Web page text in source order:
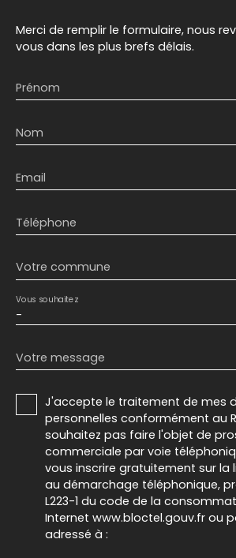
Merci de remplir le formulaire, nous
vous dans les plus brefs délais.
Prénom
Nom
Email
Téléphone
Votre commune
-
Vous souhaitez
Votre message
J'accepte le traitement de mes
personnelles conformément au
souhaitez pas faire l'objet de
commerciale par voie
vous inscrire gratuitement sur la
au démarchage téléphonique,
L223-1 du code de la
Internet www.bloctel.gouv.fr ou
adressé à :